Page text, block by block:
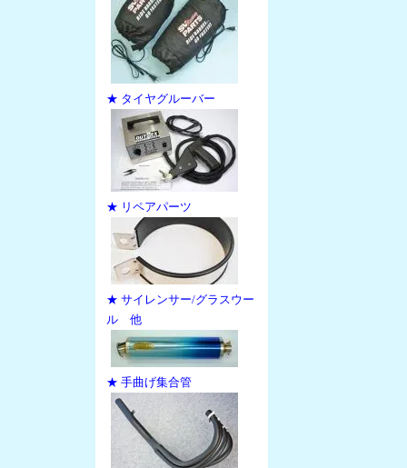
★ タイヤグルーバー
★ リペアパーツ
★ サイレンサー/グラスウー
ル 他
★ 手曲げ集合管